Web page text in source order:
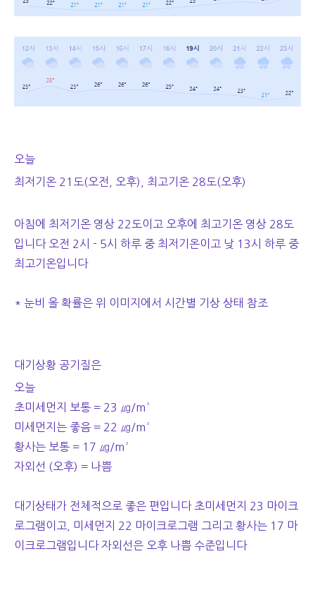
오늘
최저기온 21도(오전, 오후), 최고기온 28도(오후)
아침에 최저기온 영상 22도이고 오후에 최고기온 영상 28도
입니다 오전 2시 - 5시 하루 중 최저기온이고 낮 13시 하루 중
최고기온입니다
* 눈비 올 확률은 위 이미지에서 시간별 기상 상태 참조
대기상황 공기질은
오늘
초미세먼지 보통 = 23 ㎍/m³
미세먼지는 좋음 = 22 ㎍/m³
황사는 보통 = 17 ㎍/m³
자외선 (오후) = 나쁨
대기상태가 전체적으로 좋은 편입니다 초미세먼지 23 마이크
로그램이고, 미세먼지 22 마이크로그램 그리고 황사는 17 마
이크로그램입니다 자외선은 오후 나쁨 수준입니다